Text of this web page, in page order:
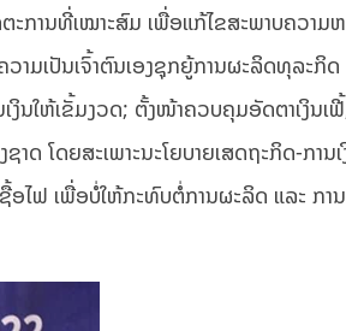
ການທີ່ເໝາະສົມ ເພື່ອແກ້ໄຂສະພາບຄວາມ
າມເປັນເຈົ້າຕົນເອງຊຸກຍູ້ການຜະລິດທຸລະກິດ
ເງິນໃຫ້ເຂັ້ມງວດ; ຕັ້ງໜ້າຄວບຄຸມອັດຕາເງິນເ
ໂດຍສະເພາະນະໂຍບາຍເສດຖະກິດ-ການເ
ອໄຟ ເພື່ອບໍ່ໃຫ້ກະທົບຕໍ່ການຜະລິດ ແລະ ກາ